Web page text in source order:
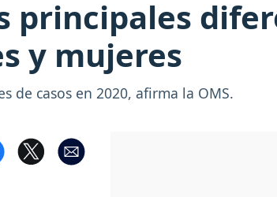
principales
y mujeres
de casos en 2020, afirma la OMS.